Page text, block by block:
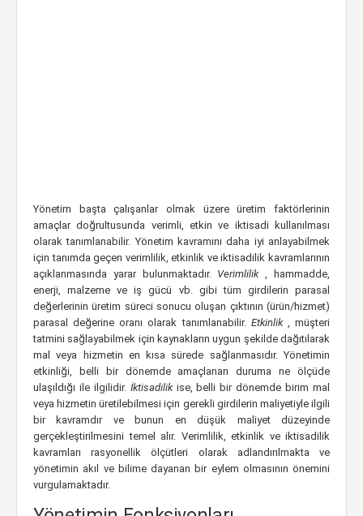
Yönetim başta çalışanlar olmak üzere üretim faktörlerinin
amaçlar doğrultusunda verimli, etkin ve iktisadi kullanılması
olarak tanımlanabilir. Yönetim kavramını daha iyi anlayabilmek
için tanımda geçen verimlilik, etkinlik ve iktisadilik kavramlarının
açıklanmasında yarar bulunmaktadır. Verimlilik, hammadde,
enerji, malzeme ve iş gücü vb. gibi tüm girdilerin parasal
değerlerinin üretim süreci sonucu oluşan çıktının (ürün/hizmet)
parasal değerine oranı olarak tanımlanabilir. Etkinlik , müşteri
tatmini sağlayabilmek için kaynakların uygun şekilde dağıtılarak
mal veya hizmetin en kısa sürede sağlanmasıdır. Yönetimin
etkinliği, belli bir dönemde amaçlanan duruma ne ölçüde
ulaşıldığı ile ilgilidir. İktisadilik ise, belli bir dönemde birim mal
veya hizmetin üretilebilmesi için gerekli girdilerin maliyetiyle ilgili
bir kavramdır ve bunun en düşük maliyet düzeyinde
gerçekleştirilmesini temel alır. Verimlilik, etkinlik ve iktisadilik
kavramları rasyonellik ölçütleri olarak adlandırılmakta ve
yönetimin akıl ve bilime dayanan bir eylem olmasının önemini
vurgulamaktadır.